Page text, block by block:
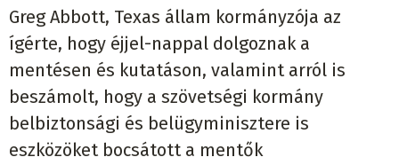
Greg Abbott, Texas állam kormányzója az
ígérte, hogy éjjel-nappal dolgoznak a
mentésen és kutatáson, valamint arról is
beszámolt, hogy a szövetségi kormány
belbiztonsági és belügyminisztere is
eszközöket bocsátott a mentők